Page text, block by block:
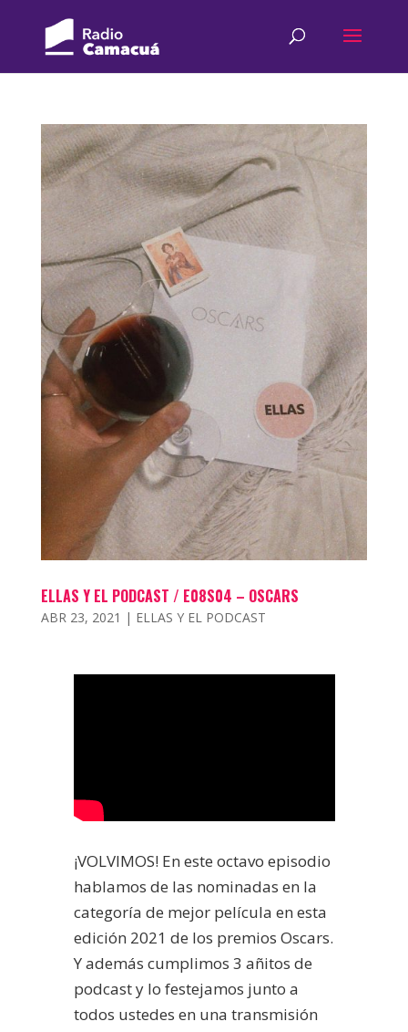
ELLAS Y EL PODCAST / E08S04 – OSCARS
ABR 23, 2021 | ELLAS Y EL PODCAST
¡VOLVIMOS! En este octavo episodio
hablamos de las nominadas en la
categoría de mejor película en esta
edición 2021 de los premios Oscars.
Y además cumplimos 3 añitos de
podcast y lo festejamos junto a
todos ustedes en una transmisión